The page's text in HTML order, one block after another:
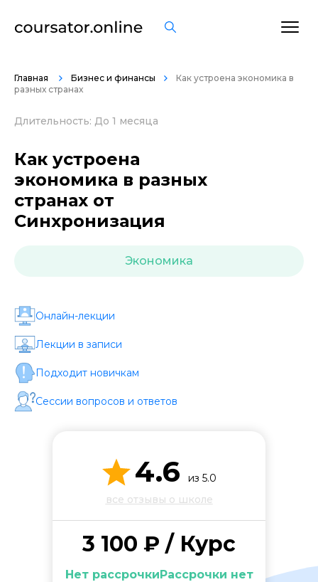
Главная Бизнес и финансы
Как устроена экономика в
разных странах
Длительность: До 1 месяца
Как устроена
экономика в разных
странах от
Синхронизация
Экономика
Онлайн-лекции
Лекции в записи
Подходит новичкам
Сессии вопросов и ответов
4.6
из 5.0
все отзывы о школе
3 100 ₽ / Курс
Нет рассрочкиРассрочки нет
Стоимость *
Подача материала *
Уровень организации *